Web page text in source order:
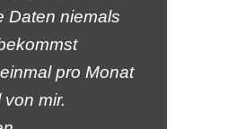
Daten niemals
pro Monat
mir.